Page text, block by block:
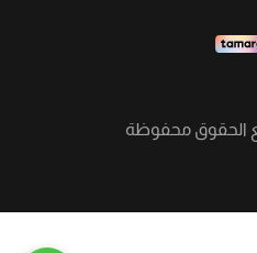
الحقوق محفوظة